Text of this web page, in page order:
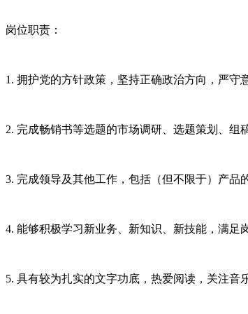
岗位职责：
1. 拥护党的方针政策，坚持正确政治方向，严守
2. 完成畅销书等选题的市场调研、选题策划、组
3. 完成领导及其他工作，包括（但不限于）产品
4. 能够积极学习新业务、新知识、新技能，满足
5. 具有较为扎实的文字功底，热爱阅读，关注音